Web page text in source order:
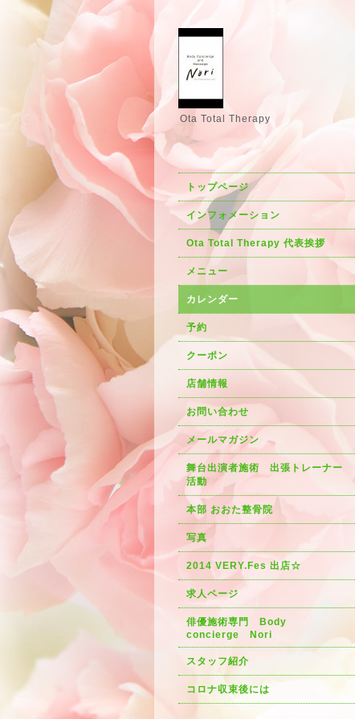
Ota Total Therapy
トップページ
インフォメーション
Ota Total Therapy 代表挨拶
メニュー
カレンダー
予約
クーポン
店舗情報
お問い合わせ
メールマガジン
舞台出演者施術 出張トレーナー
活動
本部 おおた整骨院
写真
2014 VERY.Fes 出店☆
求人ページ
俳優施術専門 Body
concierge Nori
スタッフ紹介
コロナ収束後には